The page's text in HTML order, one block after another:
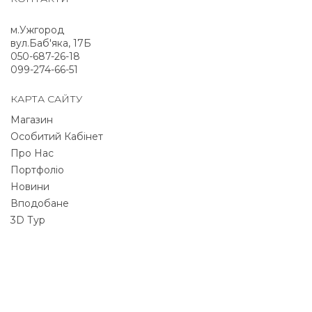
м.Ужгород
вул.Баб'яка, 17Б
050-687-26-18
099-274-66-51
КАРТА САЙТУ
Магазин
Особитий Кабінет
Про Нас
Портфоліо
Новини
Вподобане
3D Тур